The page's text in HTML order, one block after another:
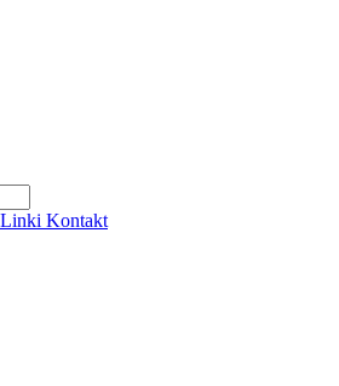
Linki Kontakt